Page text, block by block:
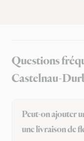
Questions
Castelnau-
Peut-on ajouter
une livraison de